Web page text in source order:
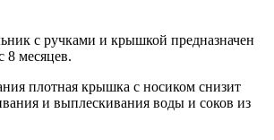
с ручками и крышкой предназначен
8 месяцев.
плотная крышка с носиком снизит
и выплескивания воды и соков из